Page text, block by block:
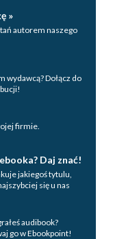
»
autorem naszego
wydawcą? Dołącz do
firmie.
Daj znać!
jakiegoś tytulu,
się u nas
audibook?
go w Ebookpoint!